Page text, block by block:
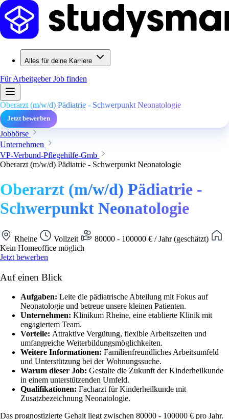
Alles für deine Karriere
Für ArbeitgeberJob finden
Oberarzt (m/w/d) Pädiatrie - Schwerpunkt Neonatologie
Jetzt bewerben
Jobbörse
Unternehmen
VP-Verbund-Pflegehilfe-Gmb
Oberarzt (m/w/d) Pädiatrie - Schwerpunkt Neonatologie
Oberarzt (m/w/d) Pädiatrie -
Schwerpunkt Neonatologie
Rheine Vollzeit
80000 - 100000 € / Jahr (geschätzt)
Kein Homeoffice möglich
Jetzt bewerben
Auf einen Blick
Aufgaben: Leite die pädiatrische Abteilung mit Fokus auf
Neonatologie und betreue unsere kleinen Patienten.
Unternehmen: Klinikum Rheine, eine etablierte Klinik mit
engagiertem Team.
Vorteile: Attraktive Vergütung, flexible Arbeitszeiten und
umfangreiche Weiterbildungsmöglichkeiten.
Weitere Informationen: Familienfreundliches Arbeitsumfeld
und Unterstützung bei der Wohnungssuche.
Warum dieser Job: Gestalte die Zukunft der Kinderheilkunde
in einem unterstützenden Umfeld.
Qualifikationen: Facharzt für Kinderheilkunde mit
Zusatzbezeichnung Neonatologie.
Das prognostizierte Gehalt liegt zwischen 80000 - 100000 € pro Jahr.